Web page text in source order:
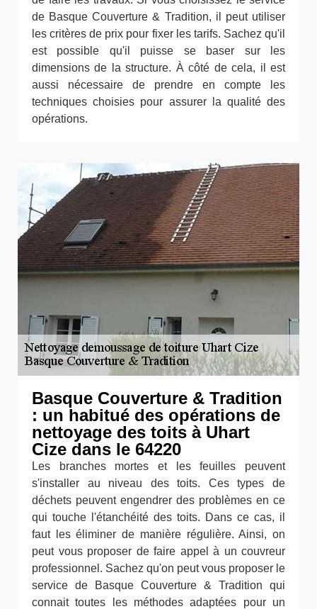
de Basque Couverture & Tradition, il peut utiliser
les critères de prix pour fixer les tarifs. Sachez qu'il
est possible qu'il puisse se baser sur les
dimensions de la structure. À côté de cela, il est
aussi nécessaire de prendre en compte les
techniques choisies pour assurer la qualité des
opérations.
Basque Couverture & Tradition
: un habitué des opérations de
nettoyage des toits à Uhart
Cize dans le 64220
Les branches mortes et les feuilles peuvent
s'installer au niveau des toits. Ces types de
déchets peuvent engendrer des problèmes en ce
qui touche l'étanchéité des toits. Dans ce cas, il
faut les éliminer de manière régulière. Ainsi, on
peut vous proposer de faire appel à un couvreur
professionnel. Sachez qu'on peut vous proposer le
service de Basque Couverture & Tradition qui
connait toutes les méthodes adaptées pour un